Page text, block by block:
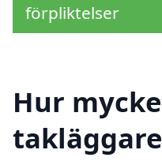
förpliktelser
Hur